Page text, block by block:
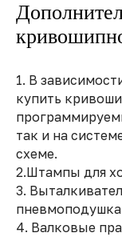
1. В
купить
так и на
схеме.
2.Штампы для
3.
4. Валковые